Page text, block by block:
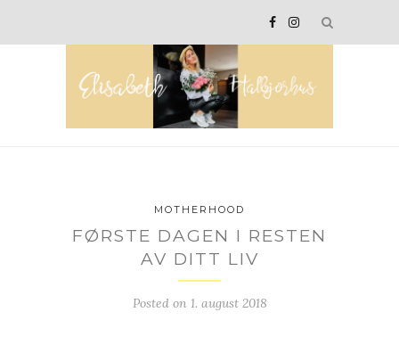
MOTHERHOOD
FØRSTE DAGEN I RESTEN
AV DITT LIV
Posted on 1. august 2018